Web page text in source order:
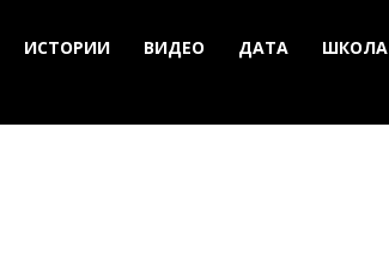
ИСТОРИИ ВИДЕО ДАТА ШКОЛА